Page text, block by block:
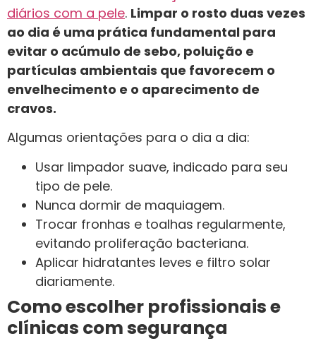
diários com a pele. Limpar o rosto duas vezes
ao dia é uma prática fundamental para
evitar o acúmulo de sebo, poluição e
partículas ambientais que favorecem o
envelhecimento e o aparecimento de
cravos.
Algumas orientações para o dia a dia:
Usar limpador suave, indicado para seu
tipo de pele.
Nunca dormir de maquiagem.
Trocar fronhas e toalhas regularmente,
evitando proliferação bacteriana.
Aplicar hidratantes leves e filtro solar
diariamente.
Como escolher profissionais e
clínicas com segurança